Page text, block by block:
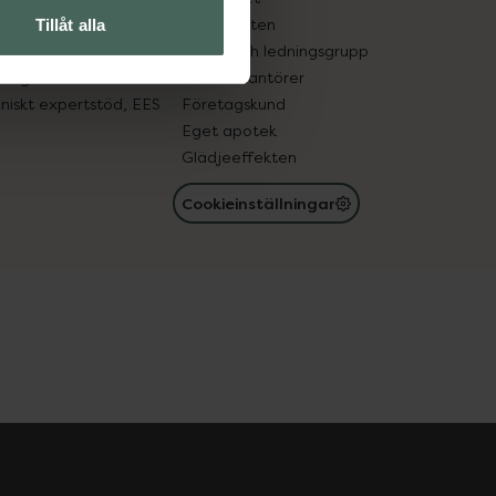
Tillåt alla
in gammal medicin
expertstöd, EES
Samarbeten
Ägare och ledningsgrupp
För leverantörer
Företagskund
Eget apotek
Glädjeeffekten
Cookieinställningar